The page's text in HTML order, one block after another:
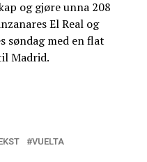
og gjøre unna 208
El Real og
søndag med en flat
Madrid.
VUELTA